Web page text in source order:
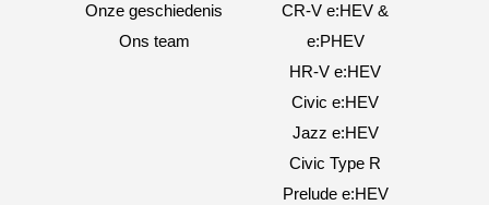
Onze geschiedenis
Ons team
CR-V e:HEV &
e:PHEV
HR-V e:HEV
Civic e:HEV
Jazz e:HEV
Civic Type R
Prelude e:HEV